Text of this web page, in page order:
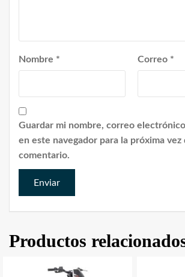
Nombre * Correo *
Guardar mi nombre, correo
en este navegador para la próxima vez
comentario.
Productos